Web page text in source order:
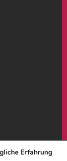
Erfahrung